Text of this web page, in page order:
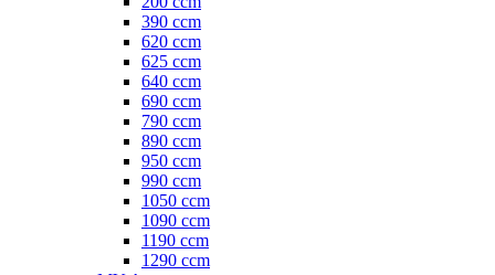
390 ccm
620 ccm
625 ccm
640 ccm
690 ccm
790 ccm
890 ccm
950 ccm
990 ccm
1050 ccm
1090 ccm
1190 ccm
1290 ccm